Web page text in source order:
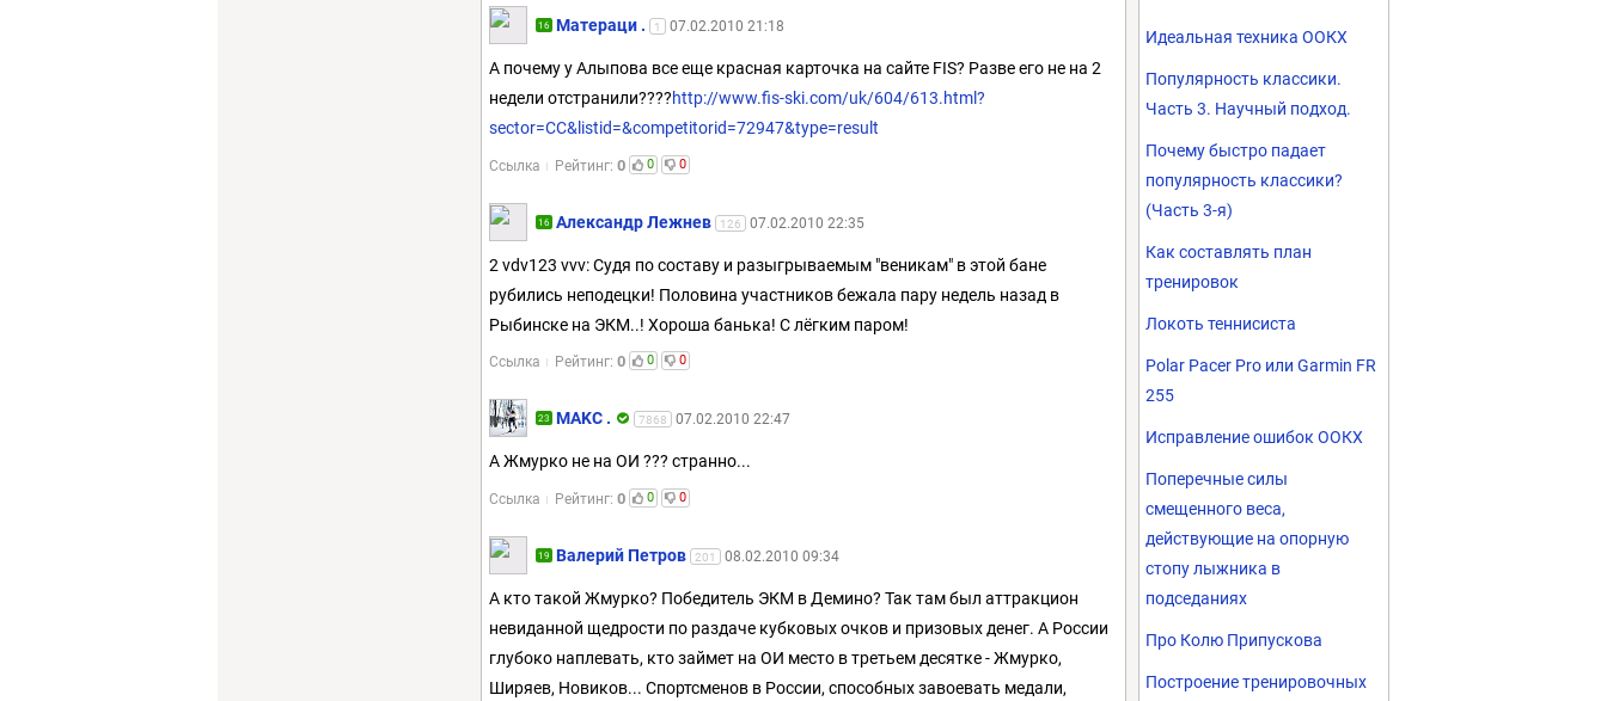
16 Матераци . 1 07.02.2010 21:18
А почему у Алыпова все еще красная карточка на сайте FIS? Разве его не на 2
недели отстранили????http://www.fis-ski.com/uk/604/613.html?
sector=CC&listid=&competitorid=72947&type=result
Ссылка Рейтинг: 0 0 0
16 Александр Лежнев 126 07.02.2010 22:35
2 vdv123 vvv: Судя по составу и разыгрываемым "веникам" в этой бане
рубились неподецки! Половина участников бежала пару недель назад в
Рыбинске на ЭКМ..! Хороша банька! С лёгким паром!
Ссылка Рейтинг: 0 0 0
23 MAKC . 7868 07.02.2010 22:47
А Жмурко не на ОИ ??? странно...
Ссылка Рейтинг: 0 0 0
19 Валерий Петров 201 08.02.2010 09:34
А кто такой Жмурко? Победитель ЭКМ в Демино? Так там был аттракцион
невиданной щедрости по раздаче кубковых очков и призовых денег. А России
глубоко наплевать, кто займет на ОИ место в третьем десятке - Жмурко,
Ширяев, Новиков... Спортсменов в России, способных завоевать медали,
Идеальная техника ООКХ
Популярность классики.
Часть 3. Научный подход.
Почему быстро падает
популярность классики?
(Часть 3-я)
Как составлять план
тренировок
Локоть теннисиста
Polar Pacer Pro или Garmin FR
255
Исправление ошибок ООКХ
Поперечные силы
смещенного веса,
действующие на опорную
стопу лыжника в
подседаниях
Про Колю Припускова
Построение тренировочных